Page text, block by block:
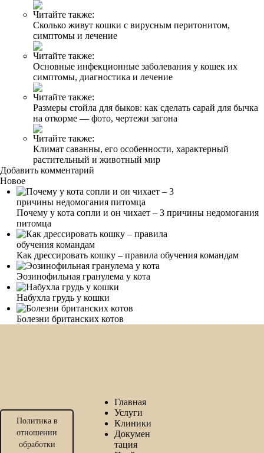
Читайте также:
Сколько живут кошки с вирусным перитонитом,
симптомы и лечение
Читайте также:
Основные инфекционные заболевания у кошек их
симптомы, диагностика и лечение
Читайте также:
Размеры стойла для быков: как сделать сарай для бычка
на откорме — фото, чертежи загона
Читайте также:
Климат саванны, его особенности, характерный
растительный и животный мир
Добавить комментарий
Новое
Почему у кота сопли и он чихает – 3 причины недомогания
питомца
Как дрессировать кошку – правила обучения командам
Эозинофильная гранулема у кота
Набухла грудь у кошки
Болезни британских котов
Политика в
отношении
обработки
Главная
Услуги
Клиники
Докумен
тация